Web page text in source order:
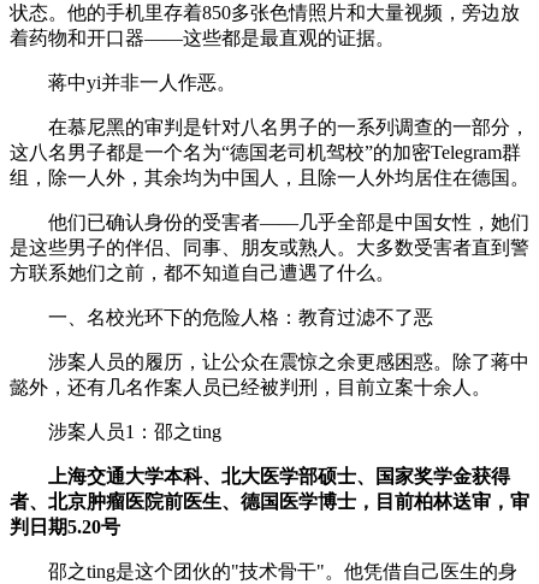
状态。他的手机里存着850多张色情照片和大量视频，旁边放
着药物和开口器——这些都是最直观的证据。
蒋中yi并非一人作恶。
在慕尼黑的审判是针对八名男子的一系列调查的一部分，
这八名男子都是一个名为“德国老司机驾校”的加密Telegram群
组，除一人外，其余均为中国人，且除一人外均居住在德国。
他们已确认身份的受害者——几乎全部是中国女性，她们
是这些男子的伴侣、同事、朋友或熟人。大多数受害者直到警
方联系她们之前，都不知道自己遭遇了什么。
一、名校光环下的危险人格：教育过滤不了恶
涉案人员的履历，让公众在震惊之余更感困惑。除了蒋中
懿外，还有几名作案人员已经被判刑，目前立案十余人。
涉案人员1：邵之ting
上海交通大学本科、北大医学部硕士、国家奖学金获得
者、北京肿瘤医院前医生、德国医学博士，目前柏林送审，审
判日期5.20号
邵之ting是这个团伙的"技术骨干"。他凭借自己医生的身